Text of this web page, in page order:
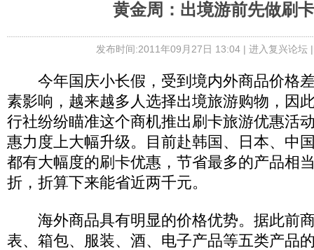
黄金周：出境游前先做刷
发布时间:2011年09月27日 13:04 | 进入复兴论坛|
今年国庆小长假，受到境内外商品价格
素影响，越来越多人选择出境旅游购物，因
行社纷纷瞄准这个商机推出刷卡旅游优惠活
惠力度上大幅升级。目前赴韩国、日本、中
都有大幅度的刷卡优惠，节省最多的产品相
折，折算下来能省近两千元。
海外商品具有明显的价格优势。据此前
表、箱包、服装、酒、电子产品等五类产品